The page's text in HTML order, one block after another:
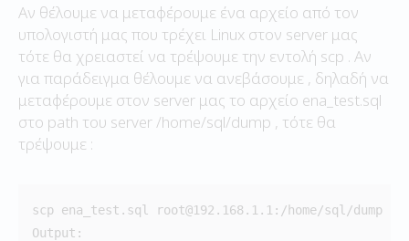
Αν θέλουμε να μεταφέρουμε ένα αρχείο από τον
υπολογιστή μας που τρέχει Linux στον server μας
τότε θα χρειαστεί να τρέψουμε την εντολή scp . Αν
για παράδειγμα θέλουμε να ανεβάσουμε , δηλαδή να
μεταφέρουμε στον server μας το αρχείο ena_test.sql
στο path του server /home/sql/dump , τότε θα
τρέψουμε :
scp ena_test.sql root@192.168.1.1:/home/sql/dump
Output: